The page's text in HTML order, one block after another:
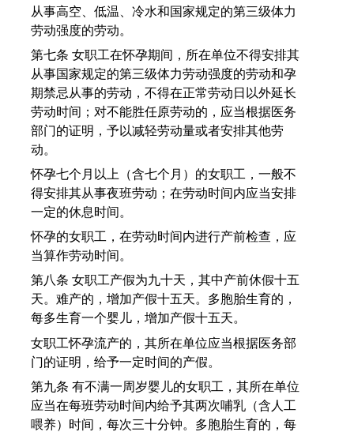
从事高空、低温、冷水和国家规定的第三级体力
劳动强度的劳动。
第七条 女职工在怀孕期间，所在单位不得安排其
从事国家规定的第三级体力劳动强度的劳动和孕
期禁忌从事的劳动，不得在正常劳动日以外延长
劳动时间；对不能胜任原劳动的，应当根据医务
部门的证明，予以减轻劳动量或者安排其他劳
动。
怀孕七个月以上（含七个月）的女职工，一般不
得安排其从事夜班劳动；在劳动时间内应当安排
一定的休息时间。
怀孕的女职工，在劳动时间内进行产前检查，应
当算作劳动时间。
第八条 女职工产假为九十天，其中产前休假十五
天。难产的，增加产假十五天。多胞胎生育的，
每多生育一个婴儿，增加产假十五天。
女职工怀孕流产的，其所在单位应当根据医务部
门的证明，给予一定时间的产假。
第九条 有不满一周岁婴儿的女职工，其所在单位
应当在每班劳动时间内给予其两次哺乳（含人工
喂养）时间，每次三十分钟。多胞胎生育的，每